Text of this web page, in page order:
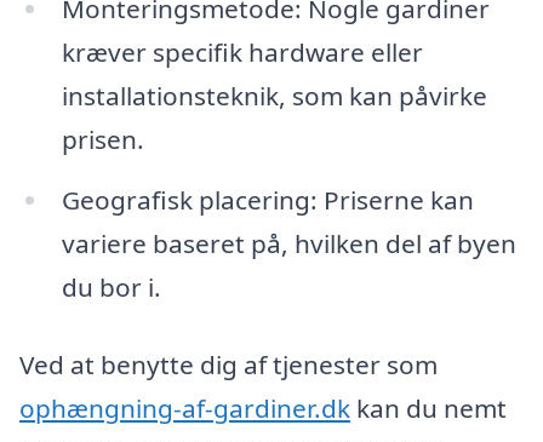
Monteringsmetode: Nogle gardiner
kræver specifik hardware eller
installationsteknik, som kan påvirke
prisen.
Geografisk placering: Priserne kan
variere baseret på, hvilken del af byen
du bor i.
Ved at benytte dig af tjenester som
ophængning-af-gardiner.dk kan du nemt